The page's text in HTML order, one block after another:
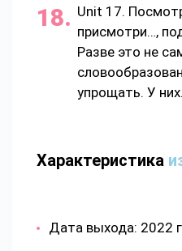
Unit 17.
присмотри…,
Разве это не
упрощать. У них.
Характеристика
Дата выхода: 2022